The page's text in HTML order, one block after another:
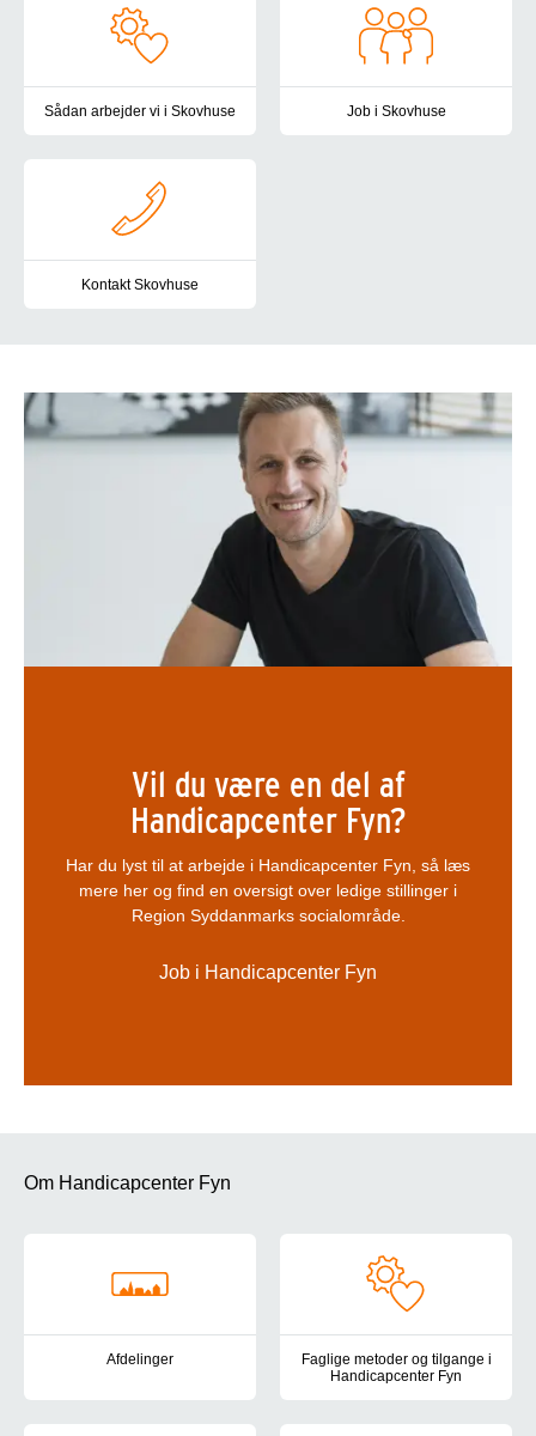
Sådan arbejder vi i Skovhuse Job i Skovhuse
Kontakt Skovhuse
Vil du være en del af
Handicapcenter Fyn?
Har du lyst til at arbejde i Handicapcenter Fyn, så læs
mere her og find en oversigt over ledige stillinger i
Region Syddanmarks socialområde.
Job i Handicapcenter Fyn
Om Handicapcenter Fyn
Afdelinger
Her finder du en oversigt over Handicapcenter Fyns tilbud for
Faglige metoder og tilgange i
Handicapcenter Fyn